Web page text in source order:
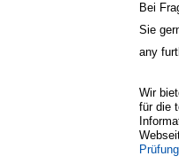
Bei
Sie
any
Wir
für die